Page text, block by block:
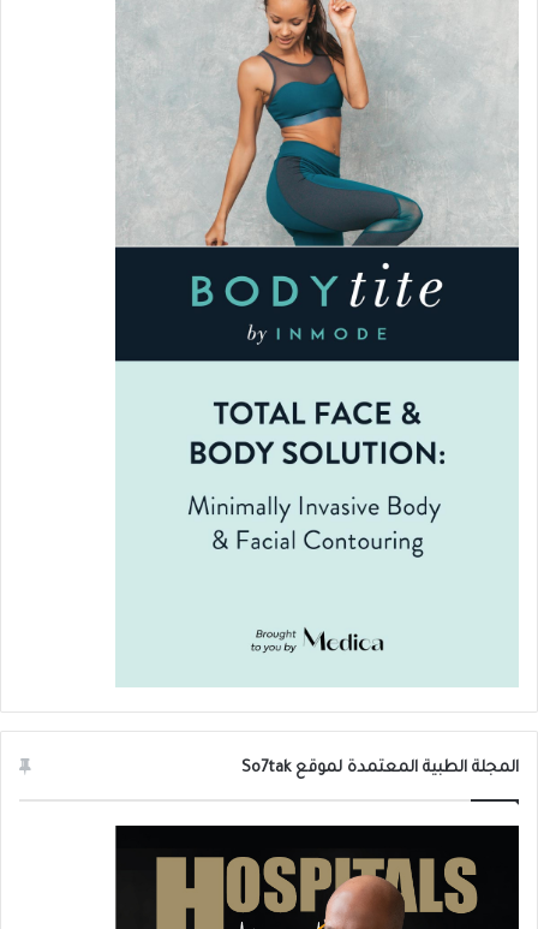
يمكن القيام بتحليل CEA من خلال العديد من
سوائل الجسم، مثل الدم، أو السائل النخاعي،
المعروف بفحص البزل القطني، أو سائل جدار
البطن، أو سائل تجويف الصدر.
خلال الفحص، يقوم أخصائي المختبر بسحب عينة
دم من أحد أوردة الذراع باستخدام إبرة صغيرة، أو
بسحب أحد السوائل السابق ذكرها باستخدام إبرة
رفيعة.
قراءة الفحص
باختلاف وضع المريض، فمثلاً تعتبر النسبة
CEA عند الأشخاص الطبيعيين الأصحاء أقل من
CEA تعود إلى طبيعتها بعد فترة من إزالة
السرطان بنجاح.
تكون نتائج تحليل CEA إما مرتفعة وإما طبيعية
كما يلي:
المجلة الطبية المعتمدة لموقع So7tak